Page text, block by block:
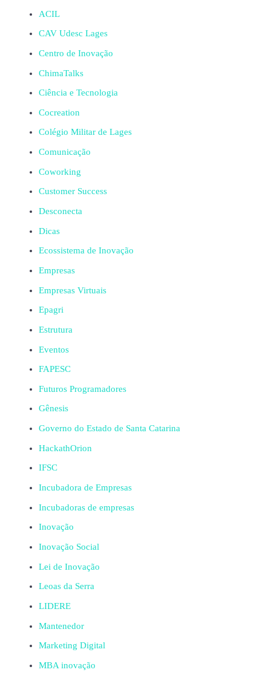
ACIL
CAV Udesc Lages
Centro de Inovação
ChimaTalks
Ciência e Tecnologia
Cocreation
Colégio Militar de Lages
Comunicação
Coworking
Customer Success
Desconecta
Dicas
Ecossistema de Inovação
Empresas
Empresas Virtuais
Epagri
Estrutura
Eventos
FAPESC
Futuros Programadores
Gênesis
Governo do Estado de Santa Catarina
HackathOrion
IFSC
Incubadora de Empresas
Incubadoras de empresas
Inovação
Inovação Social
Lei de Inovação
Leoas da Serra
LIDERE
Mantenedor
Marketing Digital
MBA inovação